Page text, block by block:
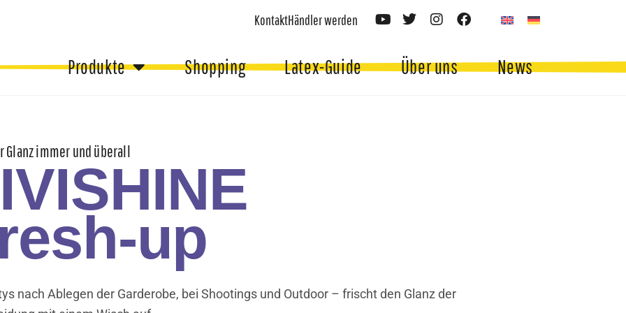
KontaktHändler werden
Produkte Shopping Latex-Guide Über uns News
Glanz immer und überall
up
nach Ablegen der Garderobe, bei Shootings und Outdoor – frischt den Glanz der